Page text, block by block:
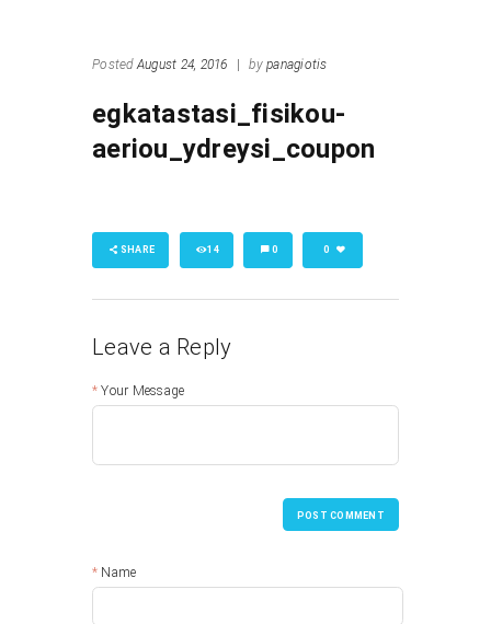
Posted August 24, 2016 | by panagiotis
egkatastasi_fisikou-
aeriou_ydreysi_coupon
SHARE 14 0 0
Leave a Reply
Your Message
POST COMMENT
Name